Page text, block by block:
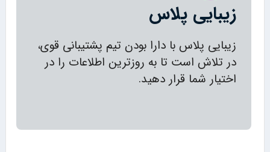
زیبایی پلاس
زیبایی پلاس با دارا بودن تیم پشتیبانی قوی،
در تلاش است تا به روزترین اطلاعات را در
اختیار شما قرار دهید.